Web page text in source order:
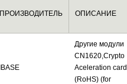
ПРОИЗВОДИТЕЛЬ ОПИСАНИЕ
IBASE
Другие модули
CN1620,Crypto
Aceleration card
(RoHS) (for